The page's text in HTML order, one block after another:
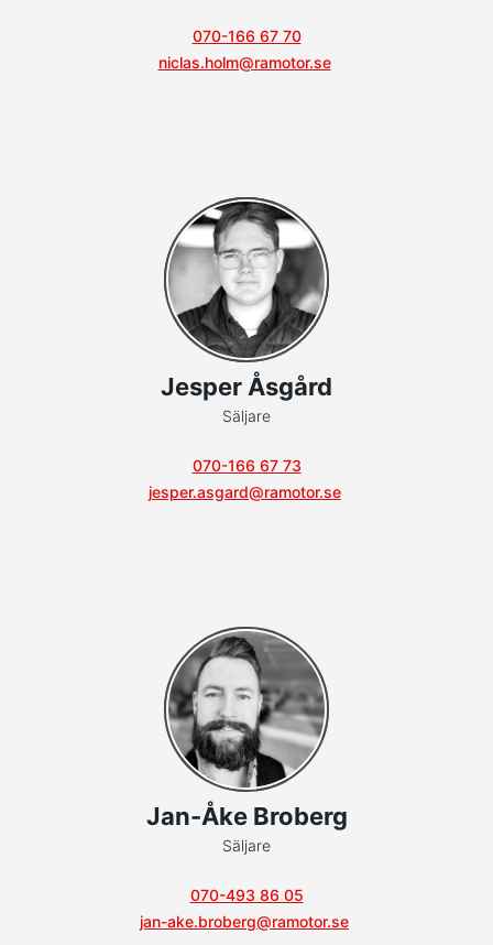
070-166 67 70
niclas.holm@ramotor.se
Jesper Åsgård
Säljare
070-166 67 73
jesper.asgard@ramotor.se
Jan-Åke Broberg
Säljare
070-493 86 05
jan-ake.broberg@ramotor.se